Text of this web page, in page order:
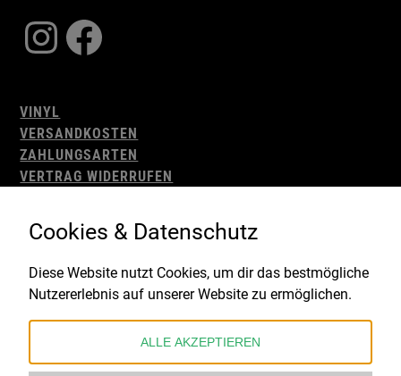
Instagram
Facebook
VINYL
VERSANDKOSTEN
ZAHLUNGSARTEN
VERTRAG WIDERRUFEN
WIDERRUFSBELEHRUNG
IMPRESSUM
Gefördert durch:
Cookies & Datenschutz
Diese Website nutzt Cookies, um dir das bestmögliche
Nutzererlebnis auf unserer Website zu ermöglichen.
ALLE AKZEPTIEREN